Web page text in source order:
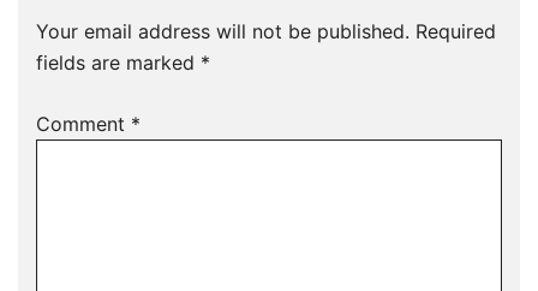
Your email address will not be published. Required
fields are marked *
Comment *